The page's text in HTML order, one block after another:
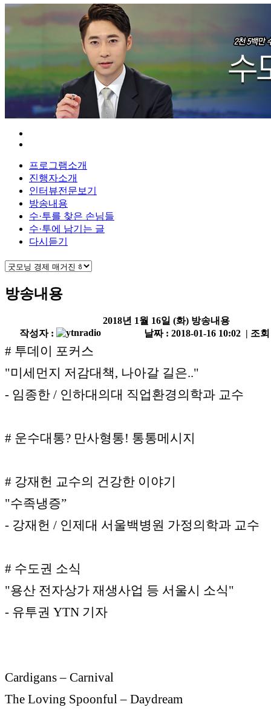
프로그램소개
진행자소개
인터뷰전문보기
방송내용
수·투를 찾은 손님들
수·투에 남기는 글
다시듣기
방송내용
2018년 1월 16일 (화) 방송내용
작성자 :
날짜 : 2018-01-16 10:02 | 조
# 투데이 포커스
"미세먼지 저감대책, 나아갈 길은.."
- 임종한 / 인하대의대 직업환경의학과 교수
# 운수대통? 만사형통! 통통메시지
# 강재헌 교수의 건강한 이야기
"수족냉증”
- 강재헌 / 인제대 서울백병원 가정의학과 교수
# 수도권 소식
"용산 전자상가 재생사업 등 서울시 소식"
- 유투권 YTN 기자
Cardigans – Carnival
The Loving Spoonful – Daydream